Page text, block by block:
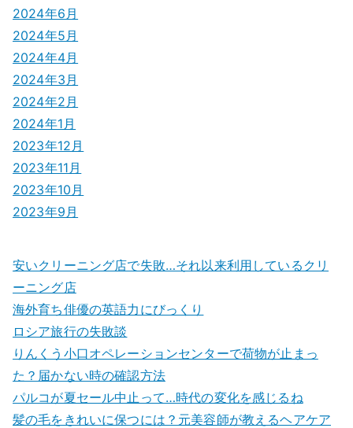
2024年6月
2024年5月
2024年4月
2024年3月
2024年2月
2024年1月
2023年12月
2023年11月
2023年10月
2023年9月
安いクリーニング店で失敗…それ以来利用しているクリ
ーニング店
海外育ち俳優の英語力にびっくり
ロシア旅行の失敗談
りんくう小口オペレーションセンターで荷物が止まっ
た？届かない時の確認方法
パルコが夏セール中止って…時代の変化を感じるね
髪の毛をきれいに保つには？元美容師が教えるヘアケア